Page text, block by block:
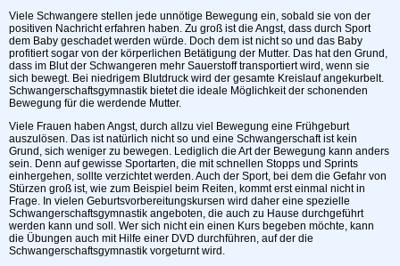
Viele Schwangere stellen jede unnötige Bewegung ein, sobald sie von der
positiven Nachricht erfahren haben. Zu groß ist die Angst, dass durch Sport
dem Baby geschadet werden würde. Doch dem ist nicht so und das Baby
profitiert sogar von der körperlichen Betätigung der Mutter. Das hat den Grund,
dass im Blut der Schwangeren mehr Sauerstoff transportiert wird, wenn sie
sich bewegt. Bei niedrigem Blutdruck wird der gesamte Kreislauf angekurbelt.
Schwangerschaftsgymnastik bietet die ideale Möglichkeit der schonenden
Bewegung für die werdende Mutter.
Viele Frauen haben Angst, durch allzu viel Bewegung eine Frühgeburt
auszulösen. Das ist natürlich nicht so und eine Schwangerschaft ist kein
Grund, sich weniger zu bewegen. Lediglich die Art der Bewegung kann anders
sein. Denn auf gewisse Sportarten, die mit schnellen Stopps und Sprints
einhergehen, sollte verzichtet werden. Auch der Sport, bei dem die Gefahr von
Stürzen groß ist, wie zum Beispiel beim Reiten, kommt erst einmal nicht in
Frage. In vielen Geburtsvorbereitungskursen wird daher eine spezielle
Schwangerschaftsgymnastik angeboten, die auch zu Hause durchgeführt
werden kann und soll. Wer sich nicht ein einen Kurs begeben möchte, kann
die Übungen auch mit Hilfe einer DVD durchführen, auf der die
Schwangerschaftsgymnastik vorgeturnt wird.